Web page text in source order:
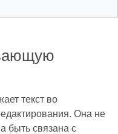
текст во
Она не
быть связана с